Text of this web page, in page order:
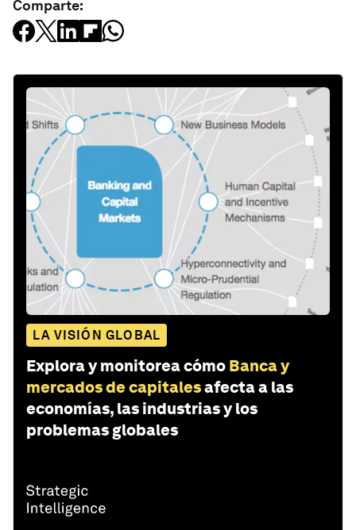
Comparte:
LA VISIÓN GLOBAL
Explora y monitorea cómo Banca y
mercados de capitalesafecta a las
economías, las industrias y los
problemas globales